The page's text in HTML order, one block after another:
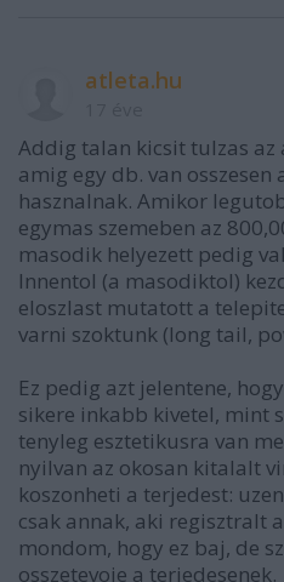
atleta.hu
Addig talan kicsit tulzas
amig egy db. van
hasznalnak. Amikor
egymas szemeben az
masodik helyezett pedig
Innentol (a masodiktol)
eloszlast mutatott a
varni szoktunk (long tail,
Ez pedig azt jelentene,
sikere inkabb kivetel, mint
tenyleg esztetikusra van
nyilvan az okosan kitalalt
koszonheti a terjedest:
csak annak, aki regisztralt
mondom, hogy ez baj, de
osszetevoje a terjedesenek.